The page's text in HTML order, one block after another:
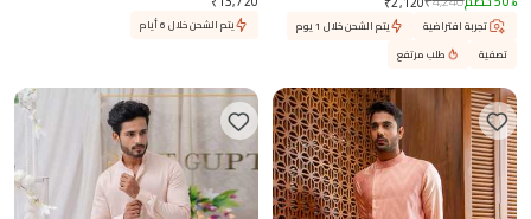
تجربة افتراضية
يتم الشحن خلال 1 يوم
تصفية
طلب مرتفع
يتم الشحن خلال 6 أيام